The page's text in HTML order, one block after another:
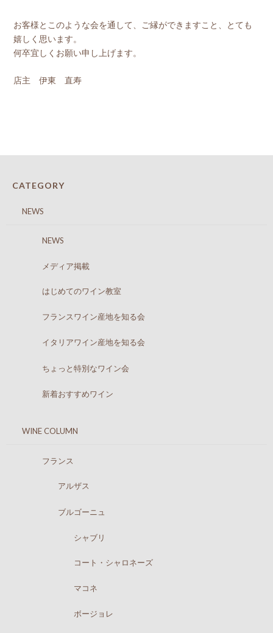
お客様とこのような会を通して、ご縁ができますこと、とても
嬉しく思います。
何卒宜しくお願い申し上げます。
店主 伊東 直寿
CATEGORY
NEWS
NEWS
メディア掲載
はじめてのワイン教室
フランスワイン産地を知る会
イタリアワイン産地を知る会
ちょっと特別なワイン会
新着おすすめワイン
WINE COLUMN
フランス
アルザス
ブルゴーニュ
シャブリ
コート・シャロネーズ
マコネ
ボージョレ